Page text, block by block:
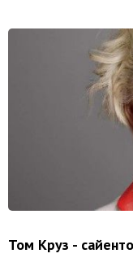
Том Круз -